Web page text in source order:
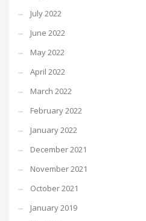
July 2022
June 2022
May 2022
April 2022
March 2022
February 2022
January 2022
December 2021
November 2021
October 2021
January 2019